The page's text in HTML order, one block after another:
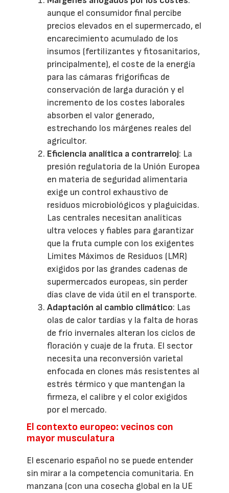
aunque el consumidor final percibe
precios elevados en el supermercado, el
encarecimiento acumulado de los
insumos (fertilizantes y fitosanitarios,
principalmente), el coste de la energía
para las cámaras frigoríficas de
conservación de larga duración y el
incremento de los costes laborales
absorben el valor generado,
estrechando los márgenes reales del
agricultor.
Eficiencia analítica a contrarreloj: La
presión regulatoria de la Unión Europea
en materia de seguridad alimentaria
exige un control exhaustivo de
residuos microbiológicos y plaguicidas.
Las centrales necesitan analíticas
ultra veloces y fiables para garantizar
que la fruta cumple con los exigentes
Límites Máximos de Residuos (LMR)
exigidos por las grandes cadenas de
supermercados europeas, sin perder
días clave de vida útil en el transporte.
Adaptación al cambio climático: Las
olas de calor tardías y la falta de horas
de frío invernales alteran los ciclos de
floración y cuaje de la fruta. El sector
necesita una reconversión varietal
enfocada en clones más resistentes al
estrés térmico y que mantengan la
firmeza, el calibre y el color exigidos
por el mercado.
El contexto europeo: vecinos con
mayor musculatura
El escenario español no se puede entender
sin mirar a la competencia comunitaria. En
manzana (con una cosecha global en la UE